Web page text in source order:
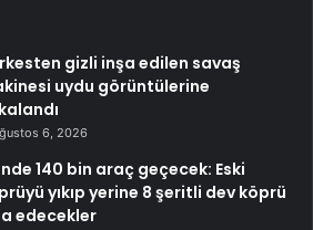
gizli inşa edilen savaş
uydu görüntülerine
6, 2026
140 bin araç geçecek: Eski
yıkıp yerine 8 şeritli dev köprü
edecekler